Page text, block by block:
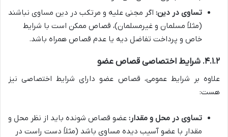
تساوی در دین: اگر مجنی علیه و مرتکب در دین مساوی نباشند
(مثلاً مسلمان و غیرمسلمان)، قصاص ممکن است با شرایط
خاص و پرداخت تفاضل دیه یا عدم قصاص همراه باشد.
۴.۱.۲. شرایط اختصاصی قصاص عضو
علاوه بر شرایط عمومی، قصاص عضو دارای شرایط اختصاصی نیز
هست:
تساوی در محل و مقدار: عضو قصاص شونده باید از نظر محل و
مقدار با عضو آسیب دیده مساوی باشد (مثلاً دست راست در